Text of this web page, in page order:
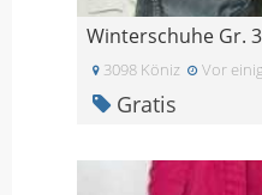
Winterschuhe Gr.
3098 Köniz Vor
Gratis